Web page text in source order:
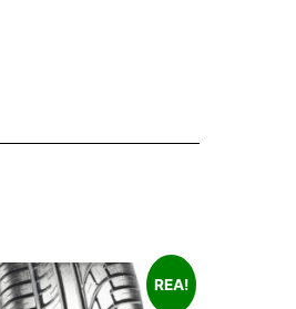
REA!